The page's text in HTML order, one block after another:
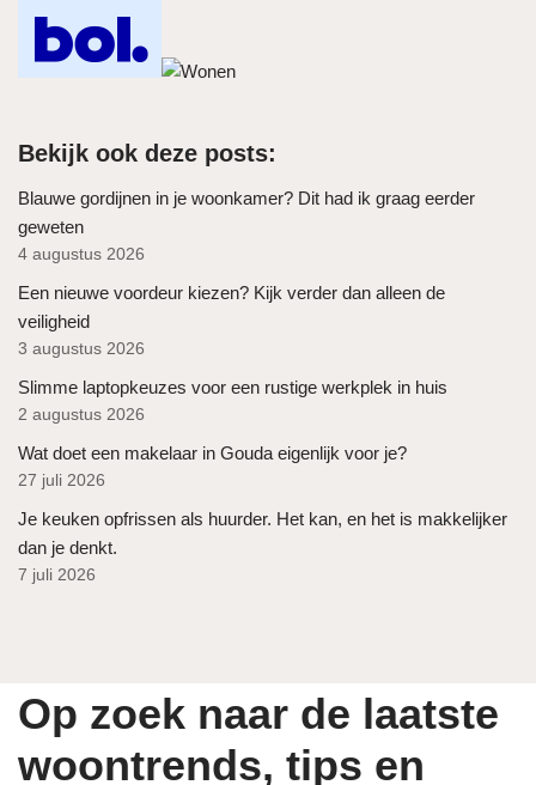
Bekijk ook deze posts:
Blauwe gordijnen in je woonkamer? Dit had ik graag eerder
geweten
4 augustus 2026
Een nieuwe voordeur kiezen? Kijk verder dan alleen de
veiligheid
3 augustus 2026
Slimme laptopkeuzes voor een rustige werkplek in huis
2 augustus 2026
Wat doet een makelaar in Gouda eigenlijk voor je?
27 juli 2026
Je keuken opfrissen als huurder. Het kan, en het is makkelijker
dan je denkt.
7 juli 2026
Op zoek naar de laatste
woontrends, tips en